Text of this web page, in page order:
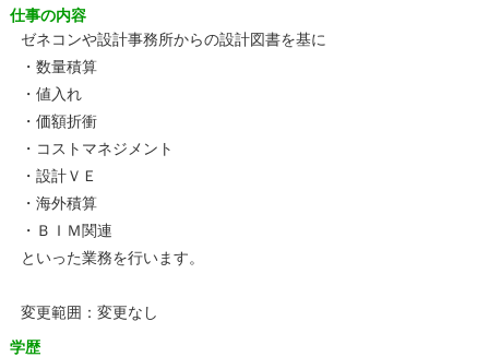
仕事の内容
ゼネコンや設計事務所からの設計図書を基に
・数量積算
・値入れ
・価額折衝
・コストマネジメント
・設計ＶＥ
・海外積算
・ＢＩＭ関連
といった業務を行います。
変更範囲：変更なし
学歴